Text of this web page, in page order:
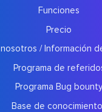
Funciones
Precio
/ Información
Programa de
Programa Bug bounty
Base de